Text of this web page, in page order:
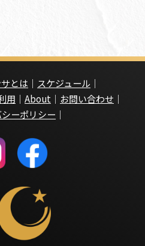
とは ｜ スケジュール ｜
用 ｜ About ｜ お問い合わせ ｜
ーポリシー ｜